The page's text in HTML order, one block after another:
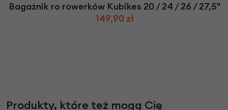
Bagażnik ro rowerków Kubikes 20 / 24 / 26 / 27,5"
149,90 zł
Produkty, które też mogą Cię